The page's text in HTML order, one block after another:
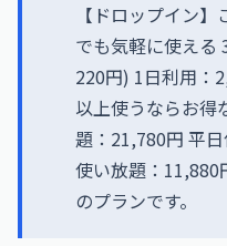
【ドロップイン
でも気軽に使える
220円) 1日利用：
以上使うならお得
題：21,780円 平
使い放題：
のプランです。